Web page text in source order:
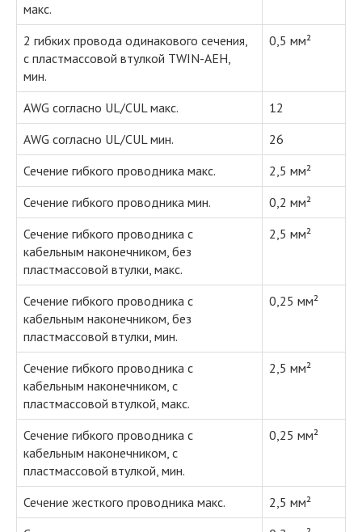
макс.
2 гибких провода одинакового сечения,
с пластмассовой втулкой TWIN-AEH,
мин.
0,5 мм²
AWG согласно UL/CUL макс.
12
AWG согласно UL/CUL мин.
26
Сечение гибкого проводника макс.
2,5 мм²
Сечение гибкого проводника мин.
0,2 мм²
Сечение гибкого проводника с
кабельным наконечником, без
пластмассовой втулки, макс.
2,5 мм²
Сечение гибкого проводника с
кабельным наконечником, без
пластмассовой втулки, мин.
0,25 мм²
Сечение гибкого проводника с
кабельным наконечником, с
пластмассовой втулкой, макс.
2,5 мм²
Сечение гибкого проводника с
кабельным наконечником, с
пластмассовой втулкой, мин.
0,25 мм²
Сечение жесткого проводника макс.
2,5 мм²